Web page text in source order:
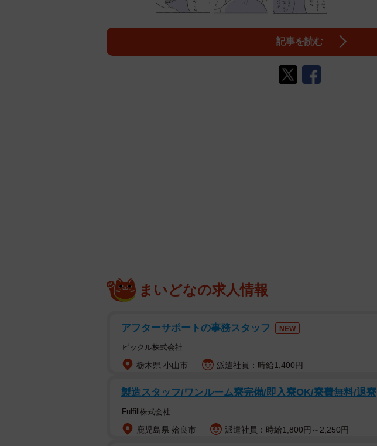
記事を読む
まいどなの求人情報
アフターサポートの事務スタッフ NEW
ピックル株式会社
栃木県 小山市 派遣社員：時給1,400円
製造スタッフ/ワンルーム寮完備/即入寮OK/寮費無料/退寮
Fulfill株式会社
鹿児島県 姶良市 派遣社員：時給1,800円～2,250円